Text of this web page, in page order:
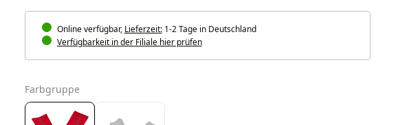
Online verfügbar, Lieferzeit:1-2 Tage in Deutschland
Verfügbarkeit in der Filiale hier prüfen
Farbgruppeauswählen